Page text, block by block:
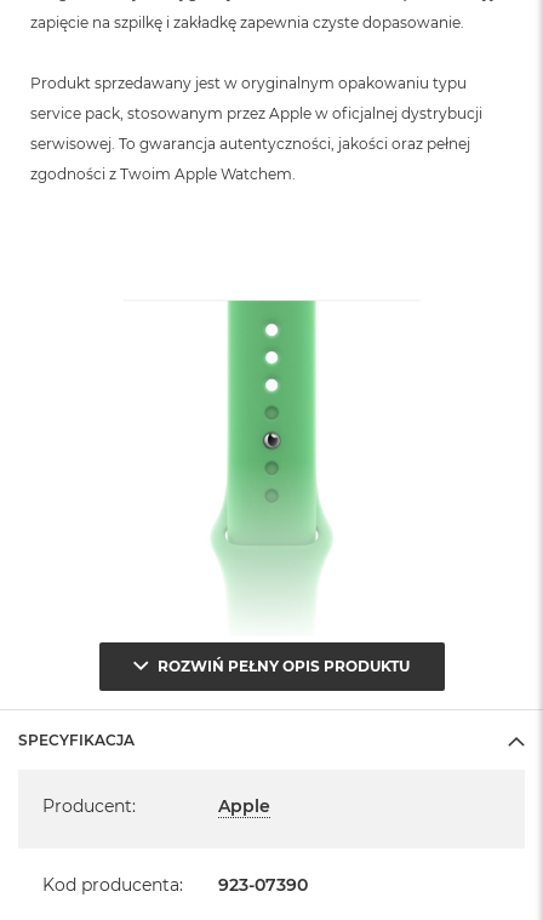
zapięcie na szpilkę i zakładkę zapewnia czyste dopasowanie.
Produkt sprzedawany jest w oryginalnym opakowaniu typu
service pack, stosowanym przez Apple w oficjalnej dystrybucji
serwisowej. To gwarancja autentyczności, jakości oraz pełnej
zgodności z Twoim Apple Watchem.
ROZWIŃ PEŁNY OPIS PRODUKTU
SPECYFIKACJA
Producent: Apple
Kod producenta: 923-07390